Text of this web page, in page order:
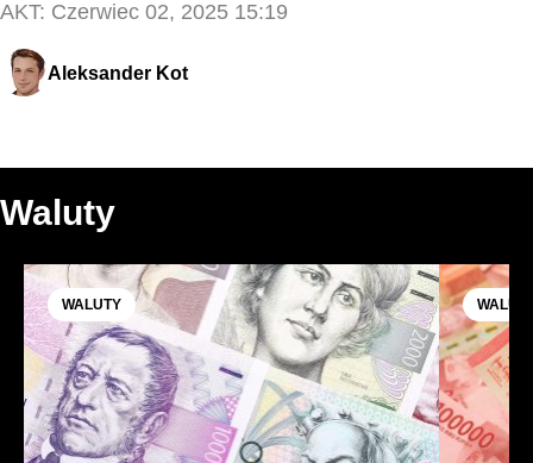
AKT: Czerwiec 02, 2025 15:19
Aleksander Kot
Waluty
WALUTY